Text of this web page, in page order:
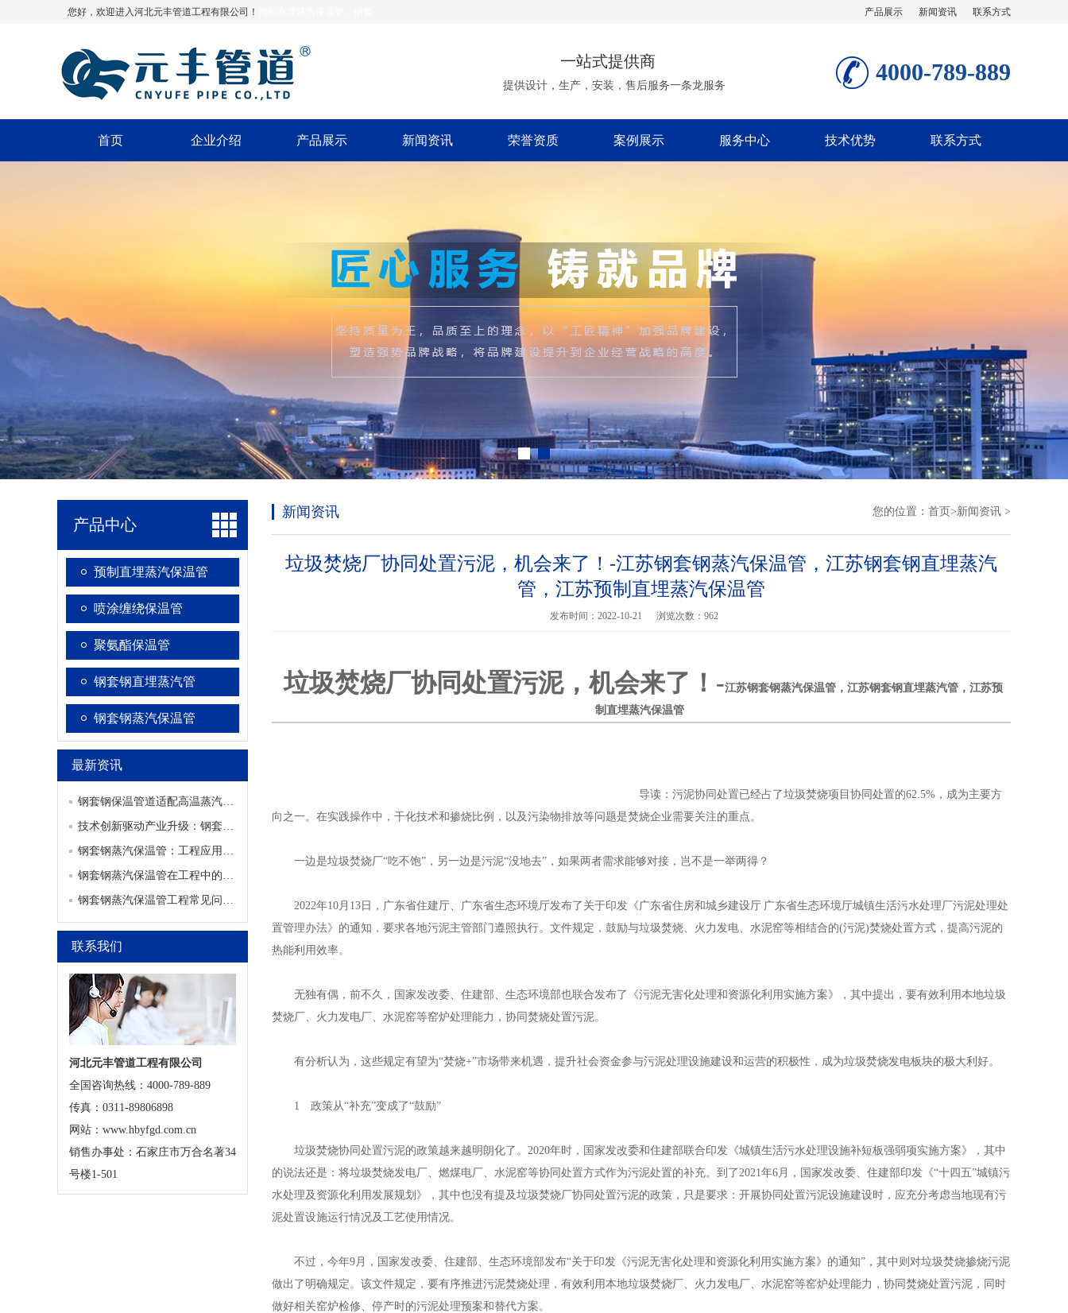
您好，欢迎进入河北元丰管道工程有限公司！ 产品展示 新闻资讯 联系方式
一站式提供商
提供设计，生产，安装，售后服务一条龙服务
4000-789-889
首页 企业介绍 产品展示 新闻资讯 荣誉资质 案例展示 服务中心 技术优势 联系方式
产品中心
预制直埋蒸汽保温管
喷涂缠绕保温管
聚氨酯保温管
钢套钢直埋蒸汽管
钢套钢蒸汽保温管
最新资讯
钢套钢保温管道适配高温蒸汽工程，筑牢管网输送保障
技术创新驱动产业升级：钢套钢蒸汽保温管行业迎来发展新机遇
钢套钢蒸汽保温管：工程应用范围及常见问题解决方案
钢套钢蒸汽保温管在工程中的应用及常见问题解析
钢套钢蒸汽保温管工程常见问题及处理方案
联系我们
河北元丰管道工程有限公司
全国咨询热线：4000-789-889
传真：0311-89806898
网站：www.hbyfgd.com.cn
销售办事处：石家庄市万合名著34
号楼1-501
新闻资讯 您的位置： 首页 >新闻资讯 >
垃圾焚烧厂协同处置污泥，机会来了！-江苏钢套钢蒸汽保温管，江苏钢套钢直埋蒸汽
管，江苏预制直埋蒸汽保温管
发布时间：2022-10-21 浏览次数： 962
垃圾焚烧厂协同处置污泥，机会来了！-江苏钢套钢蒸汽保温管，江苏钢套钢直埋蒸汽管，江苏预
制直埋蒸汽保温管
导读：污泥协同处置已经占了垃圾焚烧项目协同处置的62.5%，成为主要方
向之一。在实践操作中，干化技术和掺烧比例，以及污染物排放等问题是焚烧企业需要关注的重点。
一边是垃圾焚烧厂“吃不饱”，另一边是污泥“没地去”，如果两者需求能够对接，岂不是一举两得？
2022年10月13日，广东省住建厅、广东省生态环境厅发布了关于印发《广东省住房和城乡建设厅 广东省生态环境厅城镇生活污水处理厂污泥处理处
置管理办法》的通知，要求各地污泥主管部门遵照执行。文件规定，鼓励与垃圾焚烧、火力发电、水泥窑等相结合的(污泥)焚烧处置方式，提高污泥的
热能利用效率。
无独有偶，前不久，国家发改委、住建部、生态环境部也联合发布了《污泥无害化处理和资源化利用实施方案》，其中提出，要有效利用本地垃圾
焚烧厂、火力发电厂、水泥窑等窑炉处理能力，协同焚烧处置污泥。
有分析认为，这些规定有望为“焚烧+”市场带来机遇，提升社会资金参与污泥处理设施建设和运营的积极性，成为垃圾焚烧发电板块的极大利好。
1 政策从“补充”变成了“鼓励”
垃圾焚烧协同处置污泥的政策越来越明朗化了。2020年时，国家发改委和住建部联合印发《城镇生活污水处理设施补短板强弱项实施方案》，其中
的说法还是：将垃圾焚烧发电厂、燃煤电厂、水泥窑等协同处置方式作为污泥处置的补充。到了2021年6月，国家发改委、住建部印发《“十四五”城镇污
水处理及资源化利用发展规划》，其中也没有提及垃圾焚烧厂协同处置污泥的政策，只是要求：开展协同处置污泥设施建设时，应充分考虑当地现有污
泥处置设施运行情况及工艺使用情况。
不过，今年9月，国家发改委、住建部、生态环境部发布“关于印发《污泥无害化处理和资源化利用实施方案》的通知”，其中则对垃圾焚烧掺烧污泥
做出了明确规定。该文件规定，要有序推进污泥焚烧处理，有效利用本地垃圾焚烧厂、火力发电厂、水泥窑等窑炉处理能力，协同焚烧处置污泥，同时
做好相关窑炉检修、停产时的污泥处理预案和替代方案。